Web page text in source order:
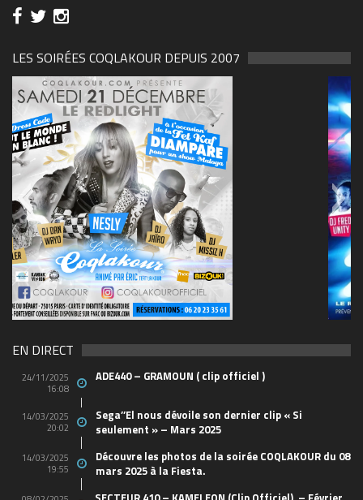
LES SOIRÉES COQLAKOUR DEPUIS 2007
(1)
EN DIRECT
24/11/2025
16:08
ADE440 – GRAMOUN ( clip officiel )
14/03/2025
20:02
Sega’’El nous dévoile son dernier clip « Si
seulement » – Mars 2025
14/03/2025
19:55
Découvre les photos de la soirée COQLAKOUR du 08
mars 2025 à la Fiesta.